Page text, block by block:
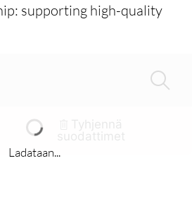
supporting high-quality
Ladataan...